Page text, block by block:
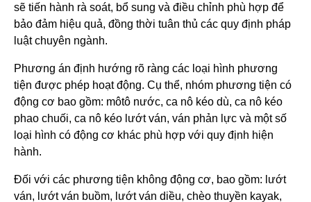
sẽ tiến hành rà soát, bổ sung và điều chỉnh phù hợp để
bảo đảm hiệu quả, đồng thời tuân thủ các quy định pháp
luật chuyên ngành.
Phương án định hướng rõ ràng các loại hình phương
tiện được phép hoạt động. Cụ thể, nhóm phương tiện có
động cơ bao gồm: môtô nước, ca nô kéo dù, ca nô kéo
phao chuối, ca nô kéo lướt ván, ván phản lực và một số
loại hình có động cơ khác phù hợp với quy định hiện
hành.
Đối với các phương tiện không động cơ, bao gồm: lướt
ván, lướt ván buồm, lướt ván diều, chèo thuyền kayak,